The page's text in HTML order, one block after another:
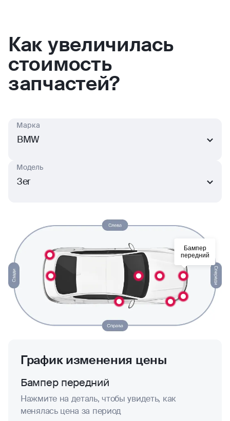
Как увеличилась
стоимость
запчастей?
BMW
Марка
3er
Модель
Бампер
передний
График изменения цены
Бампер передний
Нажмите на деталь, чтобы увидеть, как
менялась цена за период